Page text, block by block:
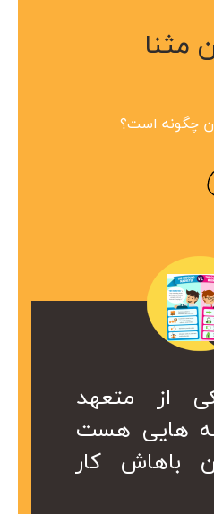
مثنا
چگونه است؟
مثناسئو یک
برای ما
هست که
از متعهد
هایی هست
باهاش کار